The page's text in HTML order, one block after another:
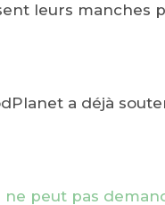
leurs manches
a déjà
ne peut pas